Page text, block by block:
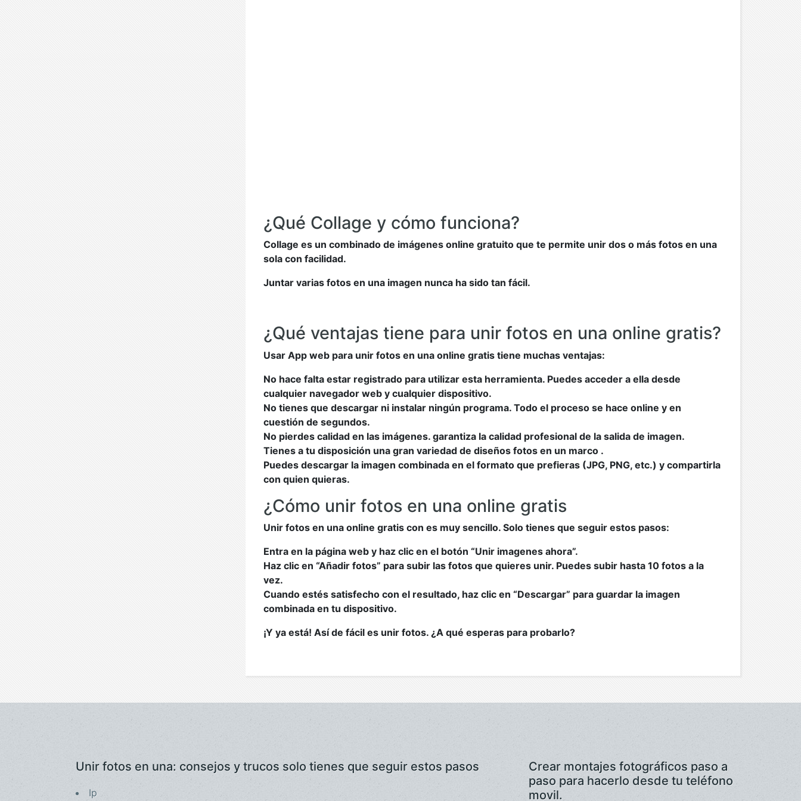
¿Qué Collage y cómo funciona?
Collage es un combinado de imágenes online gratuito que te permite unir dos o más fotos en una
sola con facilidad.
Juntar varias fotos en una imagen nunca ha sido tan fácil.
¿Qué ventajas tiene para unir fotos en una online gratis?
Usar App web para unir fotos en una online gratis tiene muchas ventajas:
No hace falta estar registrado para utilizar esta herramienta. Puedes acceder a ella desde
cualquier navegador web y cualquier dispositivo.
No tienes que descargar ni instalar ningún programa. Todo el proceso se hace online y en
cuestión de segundos.
No pierdes calidad en las imágenes. garantiza la calidad profesional de la salida de imagen.
Tienes a tu disposición una gran variedad de diseños fotos en un marco .
Puedes descargar la imagen combinada en el formato que prefieras (JPG, PNG, etc.) y compartirla
con quien quieras.
¿Cómo unir fotos en una online gratis
Unir fotos en una online gratis con es muy sencillo. Solo tienes que seguir estos pasos:
Entra en la página web y haz clic en el botón “Unir imagenes ahora”.
Haz clic en “Añadir fotos” para subir las fotos que quieres unir. Puedes subir hasta 10 fotos a la
vez.
Cuando estés satisfecho con el resultado, haz clic en “Descargar” para guardar la imagen
combinada en tu dispositivo.
¡Y ya está! Así de fácil es unir fotos. ¿A qué esperas para probarlo?
Unir fotos en una: consejos y trucos solo tienes que seguir estos pasos
Ip
Crear montajes fotográficos paso a
paso para hacerlo desde tu teléfono
movil.